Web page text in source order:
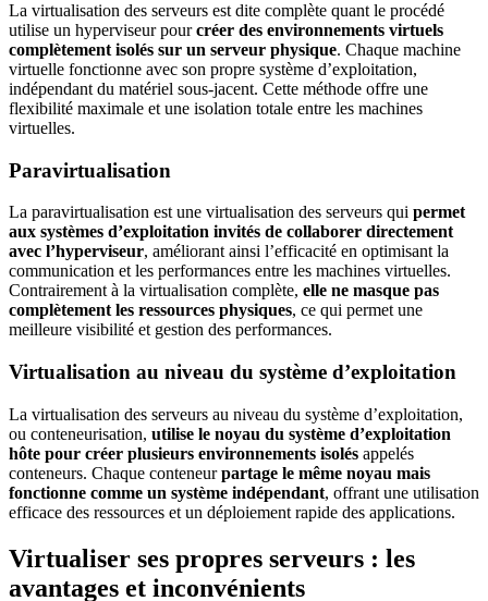
La virtualisation des serveurs est dite complète quant le procédé
utilise un hyperviseur pourcréer des environnements virtuels
complètement isolés sur un serveur physique. Chaque machine
virtuelle fonctionne avec son propre système d’exploitation,
indépendant du matériel sous-jacent. Cette méthode offre une
flexibilité maximale et une isolation totale entre les machines
virtuelles.
Paravirtualisation
La paravirtualisation est une virtualisation des serveurs qui permet
aux systèmes d’exploitation invités de collaborer directement
avec l’hyperviseur, améliorant ainsi l’efficacité en optimisant la
communication et les performances entre les machines virtuelles.
Contrairement à la virtualisation complète, elle ne masque pas
complètement les ressources physiques, ce qui permet une
meilleure visibilité et gestion des performances.
Virtualisation au niveau du système d’exploitation
La virtualisation des serveurs au niveau du système d’exploitation,
ou conteneurisation, utilise le noyau du système d’exploitation
hôte pour créer plusieurs environnements isolés appelés
conteneurs. Chaque conteneurpartage le même noyau mais
fonctionne comme un système indépendant, offrant une utilisation
efficace des ressources et un déploiement rapide des applications.
Virtualiser ses propres serveurs : les
avantages et inconvénients